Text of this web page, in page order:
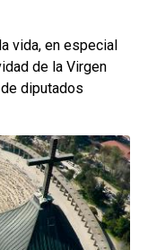
vida, en especial
de la Virgen
diputados